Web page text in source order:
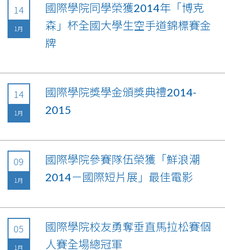
14
1月
國際學院同學榮獲2014年「博克
森」杯全國大學生空手道錦標賽金
牌
14
1月
國際學院獎學金頒獎典禮2014-
2015
09
1月
國際學院參賽隊伍榮獲「鮮浪潮
2014－國際短片展」最佳電影
05
1月
國際學院校友勇奪垂直馬拉松賽個
人賽全場總冠軍